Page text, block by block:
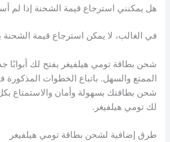
هل يمكنني استرجاع قيمة الشحنة إذا لم
في الغالب، لا يمكن استرجاع قيمة الشحنة
شحن بطاقة تومي هيلفيغر يفتح لك أبوابًا
الممتع والسهل. باتباع الخطوات المذكورة
شحن بطاقتك بسهولة وأمان والاستمتاع بكل
لك تومي هيلفيغر.
طرق إضافية لشحن بطاقة تومي هيلفيغر